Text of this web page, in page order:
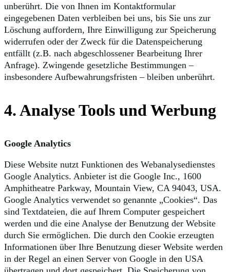
unberührt. Die von Ihnen im Kontaktformular
eingegebenen Daten verbleiben bei uns, bis Sie uns zur
Löschung auffordern, Ihre Einwilligung zur Speicherung
widerrufen oder der Zweck für die Datenspeicherung
entfällt (z.B. nach abgeschlossener Bearbeitung Ihrer
Anfrage). Zwingende gesetzliche Bestimmungen –
insbesondere Aufbewahrungsfristen – bleiben unberührt.
4. Analyse Tools und Werbung
Google Analytics
Diese Website nutzt Funktionen des Webanalysedienstes
Google Analytics. Anbieter ist die Google Inc., 1600
Amphitheatre Parkway, Mountain View, CA 94043, USA.
Google Analytics verwendet so genannte „Cookies“. Das
sind Textdateien, die auf Ihrem Computer gespeichert
werden und die eine Analyse der Benutzung der Website
durch Sie ermöglichen. Die durch den Cookie erzeugten
Informationen über Ihre Benutzung dieser Website werden
in der Regel an einen Server von Google in den USA